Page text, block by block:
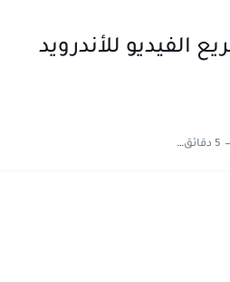
الفيديو للأندرويد
5 دقائق للقراءة